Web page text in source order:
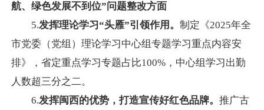
航、绿色发展不到位”问题整改方面
5.发挥理论学习 “头雁”引领作用。 制定《2025年全
市党委（党组）理论学习中心组专题学习重点内容安
排》，省定重点学习专题占比100%，中心组学习出勤
人数超三分之二。
6.发挥闽西的优势，打造宣传好红色品牌。 推广古